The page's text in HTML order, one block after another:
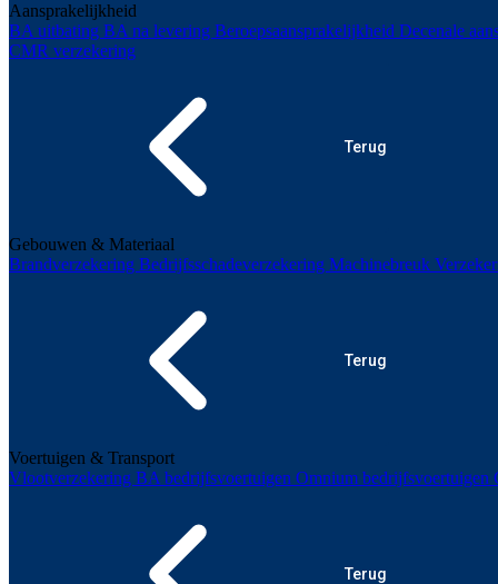
Aansprakelijkheid
BA uitbating BA na levering Beroepsaansprakelijkheid Decenale
CMR verzekering
Terug
Gebouwen & Materiaal
Brandverzekering Bedrijfsschadeverzekering Machinebreuk
Terug
Voertuigen & Transport
Vlootverzekering BA bedrijfsvoertuigen Omnium bedrijfsvoertuigen
Terug